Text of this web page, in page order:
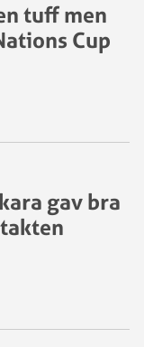
tuff men
Cup
gav bra